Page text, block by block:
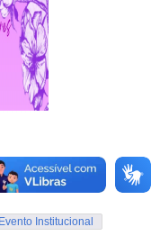
Evento Institucional